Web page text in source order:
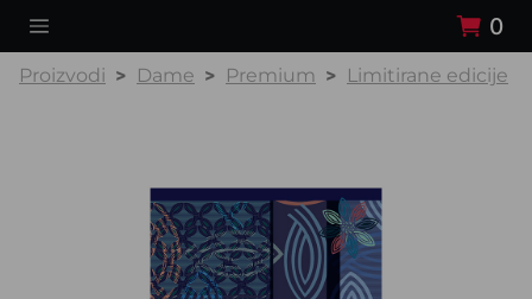
0
Proizvodi Dame Premium Limitirane edicije